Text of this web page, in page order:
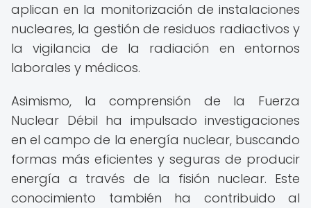
aplican en la monitorización de instalaciones
nucleares, la gestión de residuos radiactivos y
la vigilancia de la radiación en entornos
laborales y médicos.
Asimismo, la comprensión de la Fuerza
Nuclear Débil ha impulsado investigaciones
en el campo de la energía nuclear, buscando
formas más eficientes y seguras de producir
energía a través de la fisión nuclear. Este
conocimiento también ha contribuido al